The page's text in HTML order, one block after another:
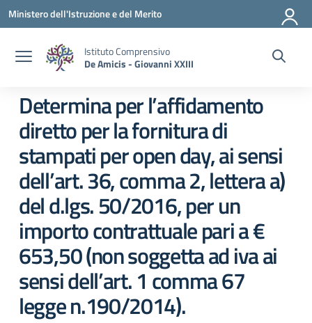
Vai ai contenuti
Vai al menu di navigazione
Vai al footer
Ministero dell'Istruzione e del Merito
Istituto Comprensivo
De Amicis - Giovanni XXIII
Determina per l’affidamento
diretto per la fornitura di
stampati per open day, ai sensi
dell’art. 36, comma 2, lettera a)
del d.lgs. 50/2016, per un
importo contrattuale pari a €
653,50 (non soggetta ad iva ai
sensi dell’art. 1 comma 67
legge n.190/2014).